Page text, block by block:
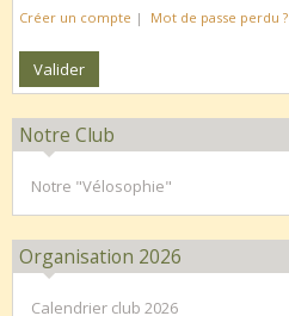
Créer un compte | Mot de passe perdu ?
Notre Club
Notre "Vélosophie"
Organisation 2026
Calendrier club 2026